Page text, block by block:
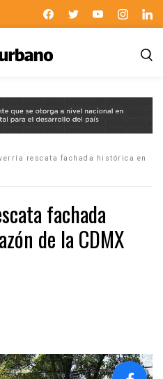
rescata fachada histórica en
fachada
de la CDMX